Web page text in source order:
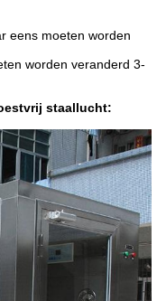
eens moeten worden
worden veranderd 3-
staallucht: